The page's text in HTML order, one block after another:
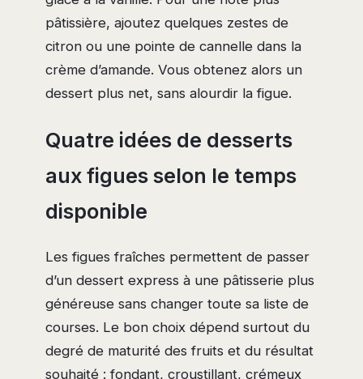
pâtissière, ajoutez quelques zestes de
citron ou une pointe de cannelle dans la
crème d’amande. Vous obtenez alors un
dessert plus net, sans alourdir la figue.
Quatre idées de desserts
aux figues selon le temps
disponible
Les figues fraîches permettent de passer
d’un dessert express à une pâtisserie plus
généreuse sans changer toute sa liste de
courses. Le bon choix dépend surtout du
degré de maturité des fruits et du résultat
souhaité : fondant, croustillant, crémeux